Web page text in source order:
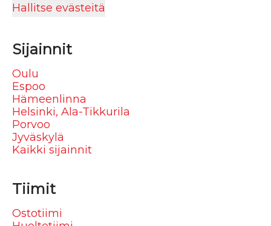
Hallitse evästeitä
Sijainnit
Oulu
Espoo
Hämeenlinna
Helsinki, Ala-Tikkurila
Porvoo
Jyväskylä
Kaikki sijainnit
Tiimit
Ostotiimi